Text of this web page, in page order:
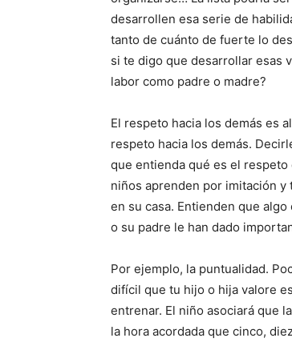
desarrollen esa serie de
tanto de cuánto de fuerte lo
si te digo que desarrollar esas
labor como padre o madre?
El respeto hacia los demás es
respeto hacia los demás.
que entienda qué es el
niños aprenden por imitación y
en su casa. Entienden que
o su padre le han dado
Por ejemplo, la puntualidad.
difícil que tu hijo o hija valore
entrenar. El niño asociará que
la hora acordada que cinco,